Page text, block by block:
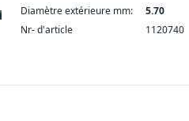
Diamètre extérieure mm:
5.70
Nr- d'article
1120740